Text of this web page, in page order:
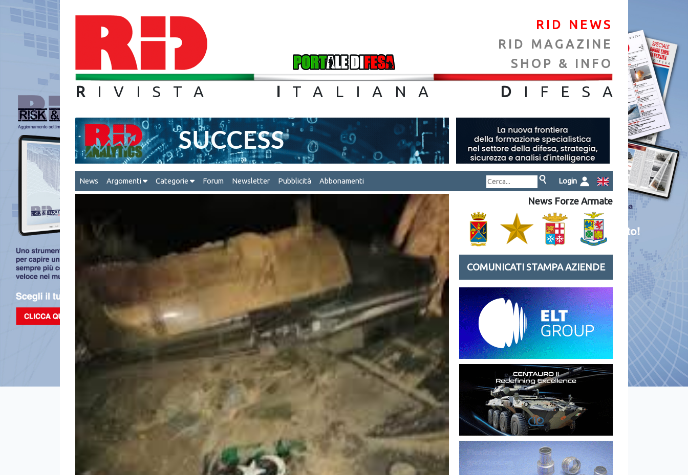
RID NEWS
RID MAGAZINE
SHOP & INFO
R IVISTA I TALIANA D IFES A
News Argomenti Categorie Forum Newsletter Pubblicità Abbonamenti Login
News Forze Armate
COMUNICATI STAMPA AZIENDE